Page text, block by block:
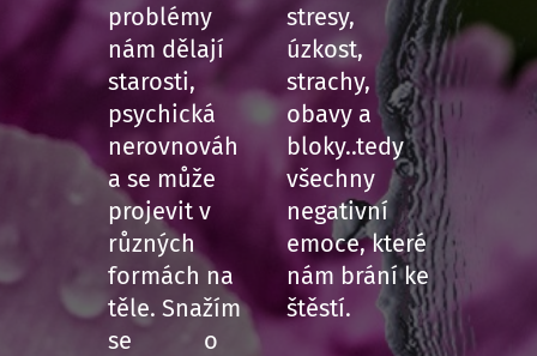
problémy
nám dělají
starosti,
psychická
nerovnováh
a se může
projevit v
různých
formách na
těle. Snažím
se o
stresy,
úzkost,
strachy,
obavy a
bloky..tedy
všechny
negativní
emoce, které
nám brání ke
štěstí.